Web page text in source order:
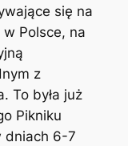
się na
w Polsce, na
z
To była już
Pikniku
dniach 6-7